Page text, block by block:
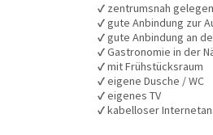
✓ zentrumsnah gelegen
✓gute Anbindung zur
✓gute Anbindung an
✓Gastronomie in der
✓mit Frühstücksraum
✓eigene Dusche / WC
✓eigenes TV
✓kabelloser